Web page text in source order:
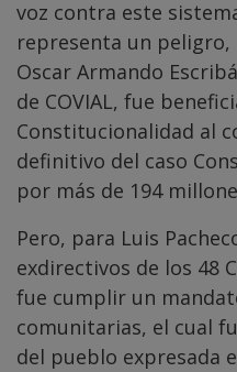
voz contra este
representa un peligro,
Oscar Armando
de COVIAL, fue
Constitucionalidad al
definitivo del caso
por más de 194
Pero, para Luis
exdirectivos de los 48
fue cumplir un
comunitarias, el cual
del pueblo expresada